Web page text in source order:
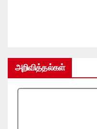
அறிவித்தல்கள்